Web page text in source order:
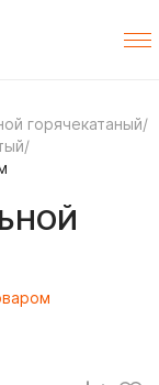
горячекатаный/
/